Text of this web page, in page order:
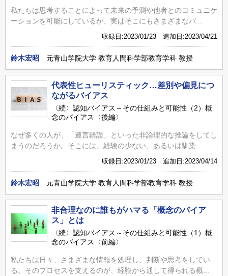
私たちは思考することによって未来の予測や他者とのコミュニケ
ーションを可能にしているが、実はそこにもさまざまなバ...
収録日:2023/01/23 追加日:2023/04/21
鈴木宏昭 元青山学院大学 教育人間科学部教育学科 教授
代表性ヒューリスティック…差別や偏見につ
ながるバイアス
〈続〉認知バイアス～その仕組みと可能性（2）概
念のバイアス〈後編〉
なぜ多くの人が、「連言錯誤」といった非論理的な推論をしてし
まうのだろうか。そこには、経験の少ない、あるいは馴染...
収録日:2023/01/23 追加日:2023/04/14
鈴木宏昭 元青山学院大学 教育人間科学部教育学科 教授
非合理なのに誰もがハマる「概念のバイア
ス」とは
〈続〉認知バイアス～その仕組みと可能性（1）概
念のバイアス〈前編〉
私たちは日々、さまざまな情報を処理し、判断や思考をしてい
る。そのプロセスを支えるのが、経験から通して得られる概...